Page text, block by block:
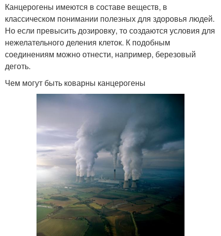
Канцерогены имеются в составе веществ, в
классическом понимании полезных для здоровья людей.
Но если превысить дозировку, то создаются условия для
нежелательного деления клеток. К подобным
соединениям можно отнести, например, березовый
деготь.
Чем могут быть коварны канцерогены